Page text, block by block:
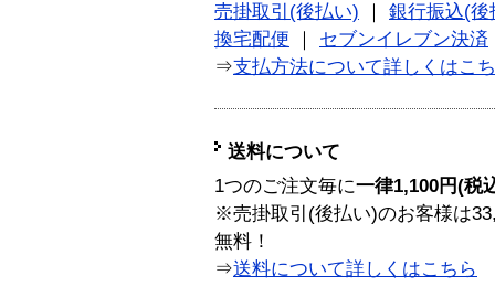
売掛取引(後払い)
銀行振込(後
換宅配便
セブンイレブン決済
⇒支払方法について詳しくはこ
送料について
1つのご注文毎に一律1,100円(税
※売掛取引(後払い)のお客様は
無料！
⇒送料について詳しくはこちら